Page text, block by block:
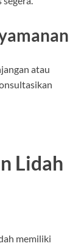
atau
Lidah
memiliki